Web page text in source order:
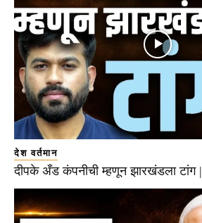
देश वर्तमान
दीपके अँड कंपनीची म्हणून झारखंडला टांग |